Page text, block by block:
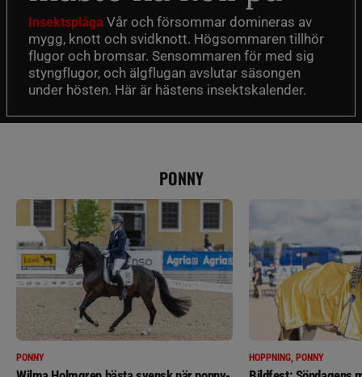
Insektsplåga Vår och försommar domineras av
mygg, knott och svidknott. Högsommaren tillhör
flugor och bromsar. Sensommaren för med sig
styngflugor, och älgflugan avslutar säsongen
under hösten. Här är hästens insektskalender.
PONNY
PONNY HOPPNING, PONNY